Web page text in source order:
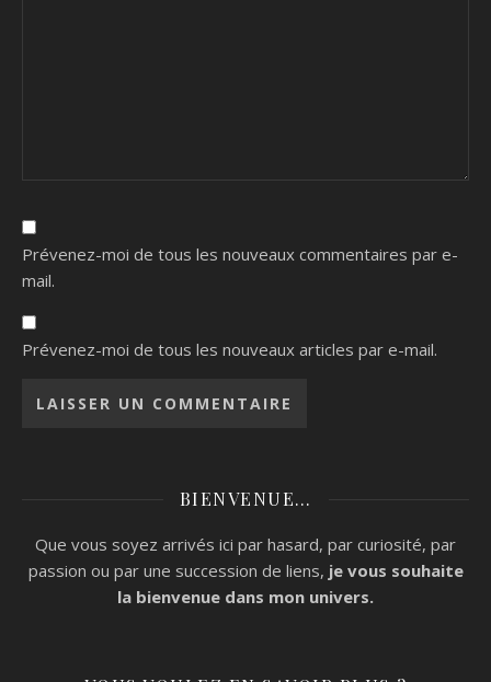
Prévenez-moi de tous les nouveaux commentaires par e-
mail.
Prévenez-moi de tous les nouveaux articles par e-mail.
BIENVENUE…
Que vous soyez arrivés ici par hasard, par curiosité, par
passion ou par une succession de liens, je vous souhaite
la bienvenue dans mon univers.